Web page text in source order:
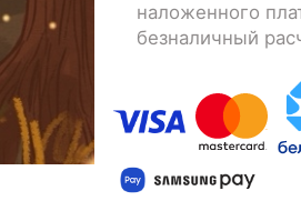
наложенного
безналичный